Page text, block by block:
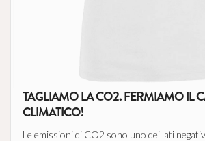
TAGLIAMO LA CO2. FERMIAMO IL
CLIMATICO!
Le emissioni di CO2 sono uno dei lati